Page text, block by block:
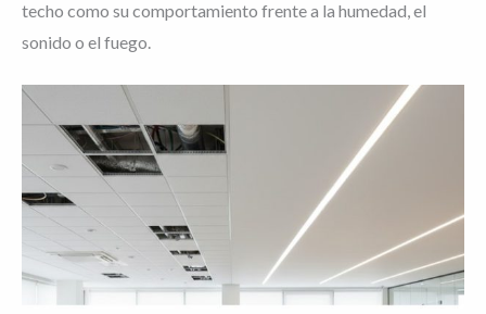
techo como su comportamiento frente a la humedad, el
sonido o el fuego.